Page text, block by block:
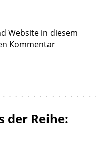
Website in diesem
Kommentar
der Reihe: